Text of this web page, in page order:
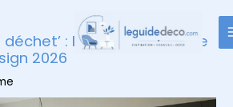
déchet’ : l’écologie intégrée
2026